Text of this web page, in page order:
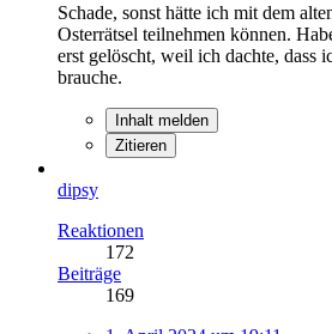
Schade, sonst hätte ich mit dem
Osterrätsel teilnehmen können.
erst gelöscht, weil ich dachte, dass
brauche.
Inhalt melden
Zitieren
dipsy
Reaktionen
172
Beiträge
169